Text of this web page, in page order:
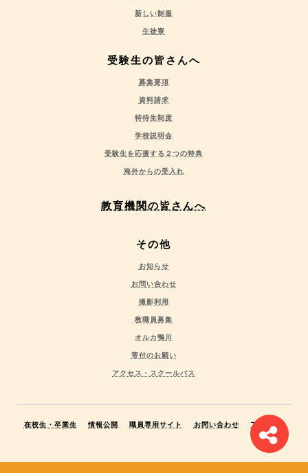
新しい制服
生徒寮
受験生の皆さんへ
募集要項
資料請求
特待生制度
学校説明会
受験生を応援する２つの特典
海外からの受入れ
教育機関の皆さんへ
その他
お知らせ
お問い合わせ
撮影利用
教職員募集
オルカ鴨川
寄付のお願い
アクセス・スクールバス
在校生・卒業生 情報公開 職員専用サイト お問い合わせ アクセス